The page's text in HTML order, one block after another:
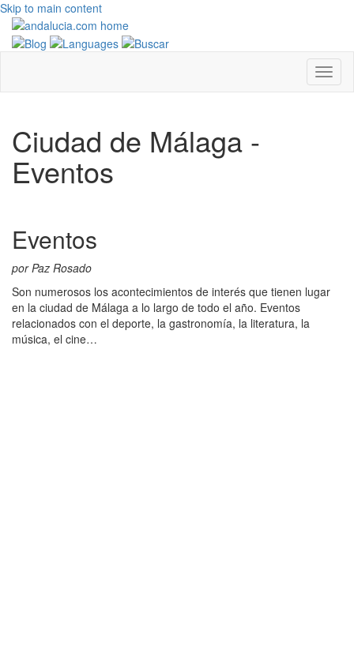
Skip to main content
Ciudad de Málaga -
Eventos
Eventos
por Paz Rosado
Son numerosos los acontecimientos de interés que tienen lugar
en la ciudad de Málaga a lo largo de todo el año. Eventos
relacionados con el deporte, la gastronomía, la literatura, la
música, el cine…